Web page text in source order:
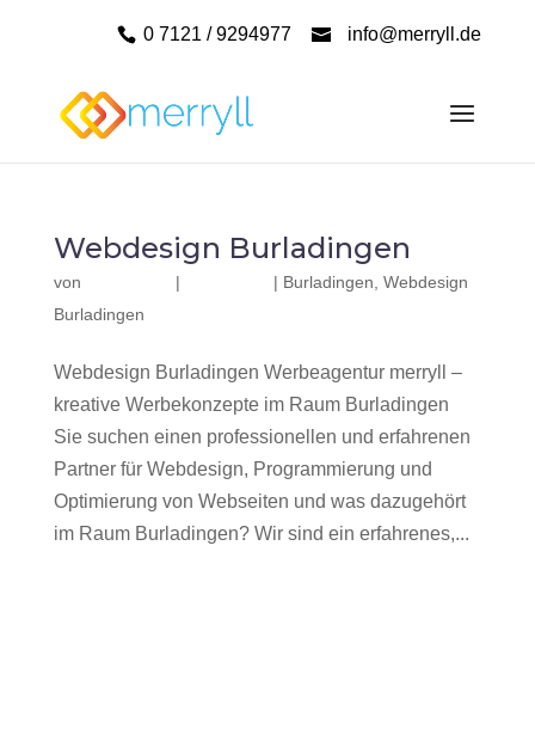
0 7121 / 9294977 info@merryll.de
Webdesign Burladingen
von | | Burladingen Webdesign
Burladingen
Webdesign Burladingen Werbeagentur merryll –
kreative Werbekonzepte im Raum Burladingen
Sie suchen einen professionellen und erfahrenen
Partner für Webdesign, Programmierung und
Optimierung von Webseiten und was dazugehört
im Raum Burladingen? Wir sind ein erfahrenes,...